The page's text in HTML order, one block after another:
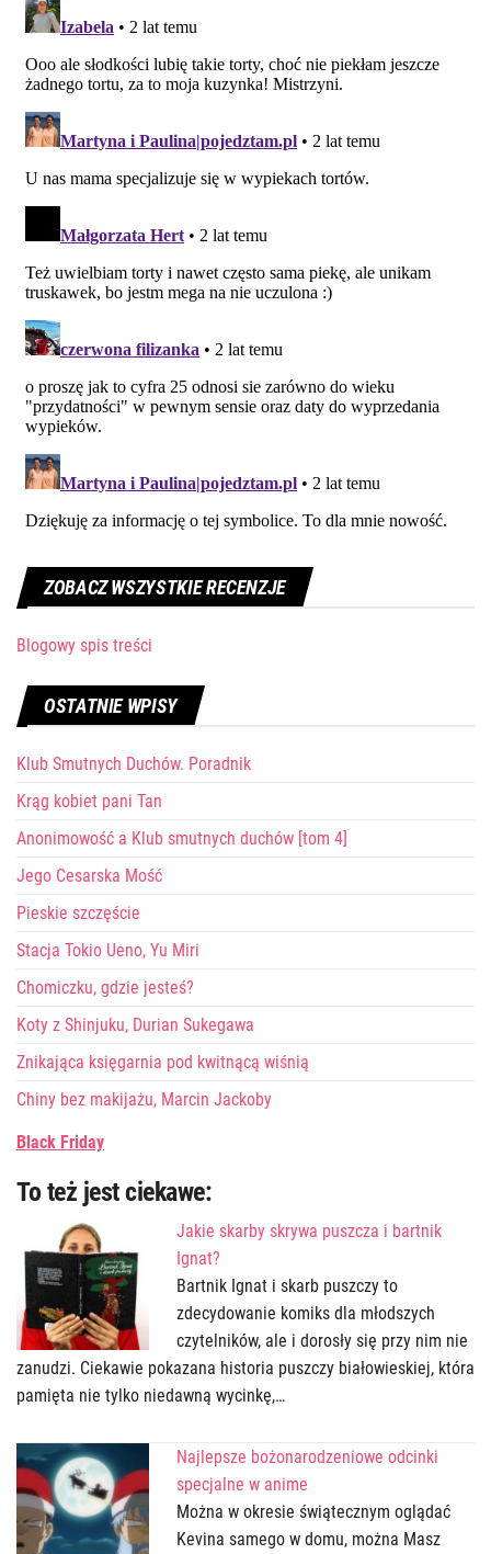
ZOBACZ WSZYSTKIE RECENZJE
Blogowy spis treści
OSTATNIE WPISY
Klub Smutnych Duchów. Poradnik
Krąg kobiet pani Tan
Anonimowość a Klub smutnych duchów [tom 4]
Jego Cesarska Mość
Pieskie szczęście
Stacja Tokio Ueno, Yu Miri
Chomiczku, gdzie jesteś?
Koty z Shinjuku, Durian Sukegawa
Znikająca księgarnia pod kwitnącą wiśnią
Chiny bez makijażu, Marcin Jackoby
Black Friday
To też jest ciekawe:
Jakie skarby skrywa puszcza i bartnik
Ignat?
Bartnik Ignat i skarb puszczy to
zdecydowanie komiks dla młodszych
czytelników, ale i dorosły się przy nim nie
zanudzi. Ciekawie pokazana historia puszczy białowieskiej, która
pamięta nie tylko niedawną wycinkę,…
Najlepsze bożonarodzeniowe odcinki
specjalne w anime
Można w okresie świątecznym oglądać
Kevina samego w domu, można Masz